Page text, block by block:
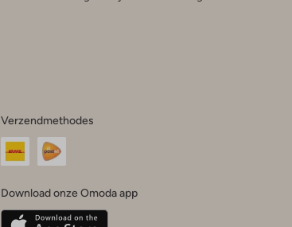
Verzendmethodes
Download onze Omoda app